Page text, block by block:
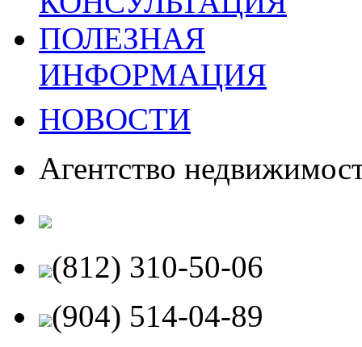
ПОЛЕЗНАЯ
ИНФОРМАЦИЯ
НОВОСТИ
Агентство
(812) 310-50-06
(904) 514-04-89